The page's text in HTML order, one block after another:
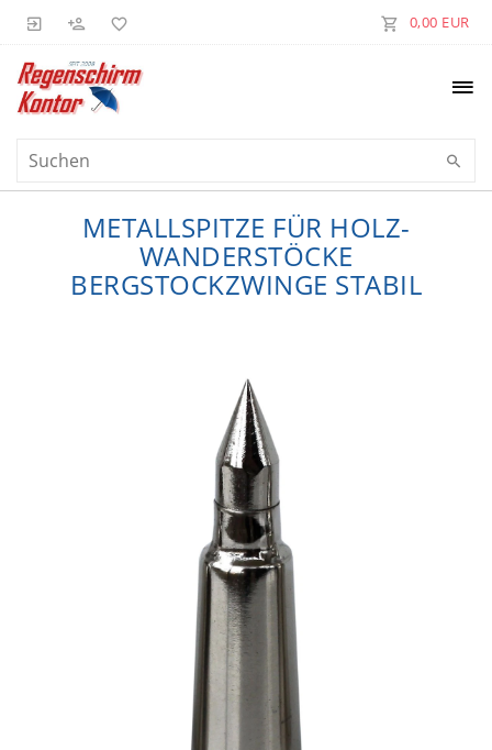
0,00 EUR
METALLSPITZE FÜR HOLZ-
WANDERSTÖCKE
BERGSTOCKZWINGE STABIL